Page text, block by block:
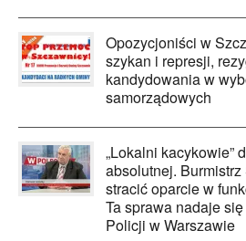
Opozycjoniści w
szykan i represji,
kandydowania w
samorządowych
„Lokalni kacykowie”
absolutnej.
stracić oparcie w
Ta sprawa nadaje
Policji w Warszawie